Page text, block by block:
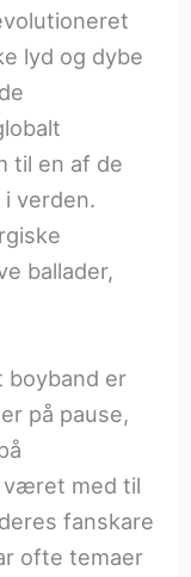
lyd og dybe
til en af de
verden.
ballader,
er
på pause,
været med til
fanskare
ofte temaer